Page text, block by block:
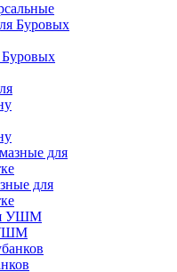
Буровых
для
УШМ